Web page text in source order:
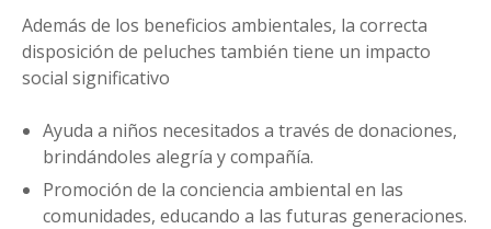
Además de los beneficios ambientales, la correcta
disposición de peluches también tiene un impacto
social significativo
Ayuda a niños necesitados a través de donaciones,
brindándoles alegría y compañía.
Promoción de la conciencia ambiental en las
comunidades, educando a las futuras generaciones.